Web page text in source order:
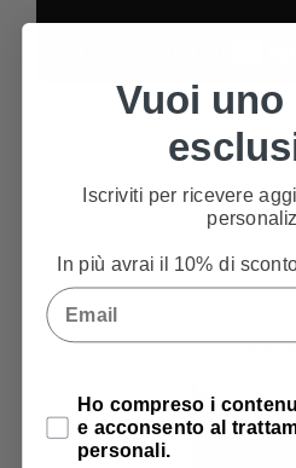
PRODOTTI
Vuoi
Iscriviti per ricevere
In più avrai il 10% di
Email
Privacy Policy
Ho compreso i
e acconsento al
personali.